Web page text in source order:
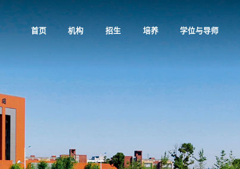
首页 机构 招生 培养 学位与导师